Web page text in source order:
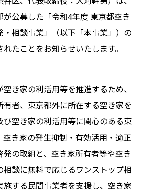
公募した「令和4年度 東京都空き
相談事業」（以下「本事業」）の
たことをお知らせいたします。
き家の利活用等を推進するため、
者、東京都外に所在する空き家を
空き家の利活用等に関心のある東
き家の発生抑制・有効活用・適正
の取組と、空き家所有者等や空き
談に無料で応じるワンストップ相
する民間事業者を支援し、空き家